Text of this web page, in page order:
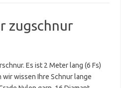
zugschnur
Es ist 2 Meter lang (6 Fs)
wissen Ihre Schnur lange